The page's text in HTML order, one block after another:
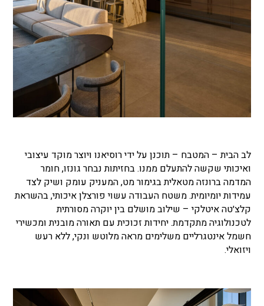
לב הבית –המטבח – תוכנן על ידי רוסיאנו ויוצר מוקד עיצובי
ואיכותי שקשה להתעלם ממנו. בחזיתות נבחר גונזו, חומר
המדמה ברונזה מטאלית בגימור מט, המעניק עומק ושיק לצד
עמידות יומיומית. משטח העבודה עשוי פורצלן איכותי, בהשראת
קלצ׳טה איטלקי – שילוב מושלם בין יוקרה מסורתית
לטכנולוגיה מתקדמת. יחידות זכוכית עם תאורה מובנית ומכשירי
חשמל אינטגרליים משלימים מראה מלוטש ונקי, ללא רעש
ויזואלי.